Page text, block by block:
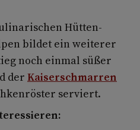
Hütten-
bildet ein weiterer
noch einmal süßer
derKaiserschmarren
serviert.